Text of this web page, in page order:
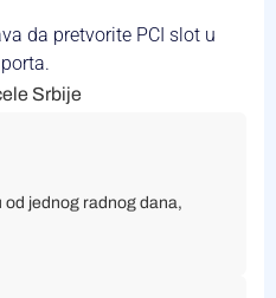
da pretvorite PCI slot u
Srbije
od jednog radnog dana,